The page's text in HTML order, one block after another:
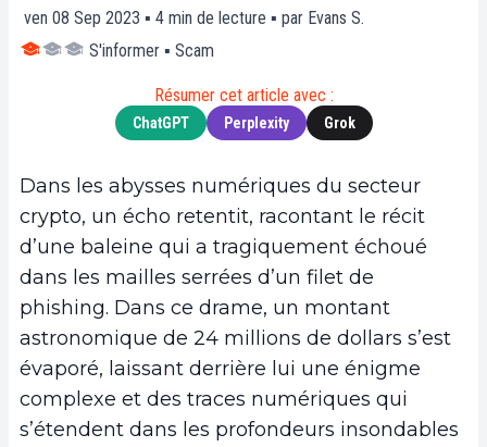
ven 08 Sep 2023 ▪ 4 min de lecture ▪ par Evans S.
S'informer ▪ Scam
Résumer cet article avec :
ChatGPT Perplexity Grok
Dans les abysses numériques du secteur
crypto, un écho retentit, racontant le récit
d’une baleine qui a tragiquement échoué
dans les mailles serrées d’un filet de
phishing. Dans ce drame, un montant
astronomique de 24 millions de dollars s’est
évaporé, laissant derrière lui une énigme
complexe et des traces numériques qui
s’étendent dans les profondeurs insondables